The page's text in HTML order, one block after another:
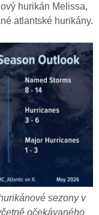
hurikán Melissa,
atlantské hurikány.
sezony v
očekávaného